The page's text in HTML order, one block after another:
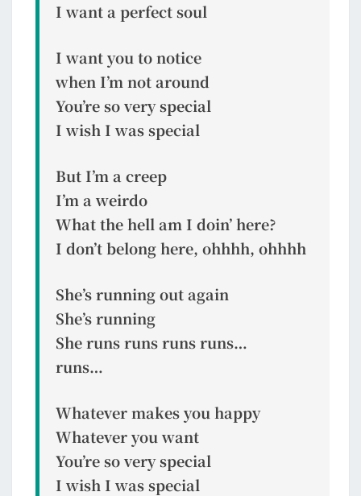
I want a perfect soul
I want you to notice
when I’m not around
You’re so very special
I wish I was special
But I’m a creep
I’m a weirdo
What the hell am I doin’ here?
I don’t belong here, ohhhh, ohhhh
She’s running out again
She’s running
She runs runs runs runs…
runs…
Whatever makes you happy
Whatever you want
You’re so very special
I wish I was special